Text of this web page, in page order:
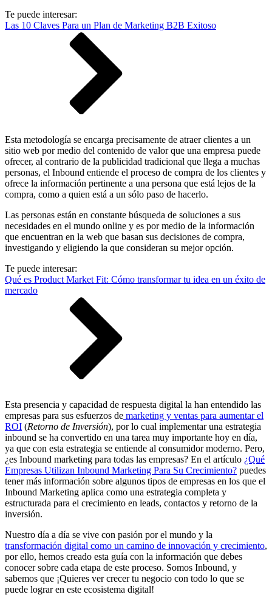
Te puede interesar:
Las 10 Claves Para un Plan de Marketing B2B Exitoso
Esta metodología se encarga precisamente de atraer clientes a un
sitio web por medio del contenido de valor que una empresa puede
ofrecer, al contrario de la publicidad tradicional que llega a muchas
personas, el Inbound entiende el proceso de compra de los clientes y
ofrece la información pertinente a una persona que está lejos de la
compra, como a quien está a un sólo paso de hacerlo.
Las personas están en constante búsqueda de soluciones a sus
necesidades en el mundo online y es por medio de la información
que encuentran en la web que basan sus decisiones de compra,
investigando y eligiendo la que consideran su mejor opción.
Te puede interesar:
Qué es Product Market Fit: Cómo transformar tu idea en un éxito de
mercado
Esta presencia y capacidad de respuesta digital la han entendido las
empresas para sus esfuerzos de marketing y ventas para aumentar el
ROI (Retorno de Inversión), por lo cual implementar una estrategia
inbound se ha convertido en una tarea muy importante hoy en día,
ya que con esta estrategia se entiende al consumidor moderno. Pero,
¿es Inbound marketing para todas las empresas? En el artículo ¿Qué
Empresas Utilizan Inbound Marketing Para Su Crecimiento? puedes
tener más información sobre algunos tipos de empresas en los que el
Inbound Marketing aplica como una estrategia completa y
estructurada para el crecimiento en leads, contactos y retorno de la
inversión.
Nuestro día a día se vive con pasión por el mundo y la
transformación digital como un camino de innovación y crecimiento,
por ello, hemos creado esta guía con la información que debes
conocer sobre cada etapa de este proceso. Somos Inbound, y
sabemos que ¡Quieres ver crecer tu negocio con todo lo que se
puede lograr en este ecosistema digital!